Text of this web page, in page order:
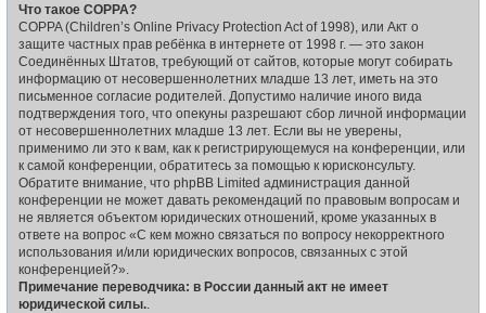
Что такое COPPA?
COPPA (Children’s Online Privacy Protection Act of 1998), или Акт о
защите частных прав ребёнка в интернете от 1998 г. — это закон
Соединённых Штатов, требующий от сайтов, которые могут собирать
информацию от несовершеннолетних младше 13 лет, иметь на это
письменное согласие родителей. Допустимо наличие иного вида
подтверждения того, что опекуны разрешают сбор личной информации
от несовершеннолетних младше 13 лет. Если вы не уверены,
применимо ли это к вам, как к регистрирующемуся на конференции, или
к самой конференции, обратитесь за помощью к юрисконсульту.
Обратите внимание, что phpBB Limited администрация данной
конференции не может давать рекомендаций по правовым вопросам и
не является объектом юридических отношений, кроме указанных в
ответе на вопрос «С кем можно связаться по вопросу некорректного
использования и/или юридических вопросов, связанных с этой
конференцией?».
Примечание переводчика: в России данный акт не имеет
юридической силы.